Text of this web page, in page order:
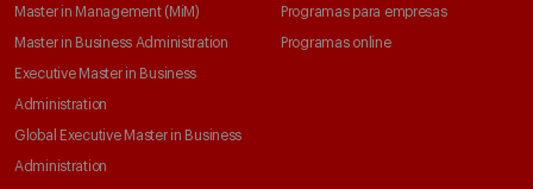
Master in Management (MiM)
Master in Business Administration
Executive Master in Business
Administration
Global Executive Master in Business
Administration
Programas para empresas
Programas online